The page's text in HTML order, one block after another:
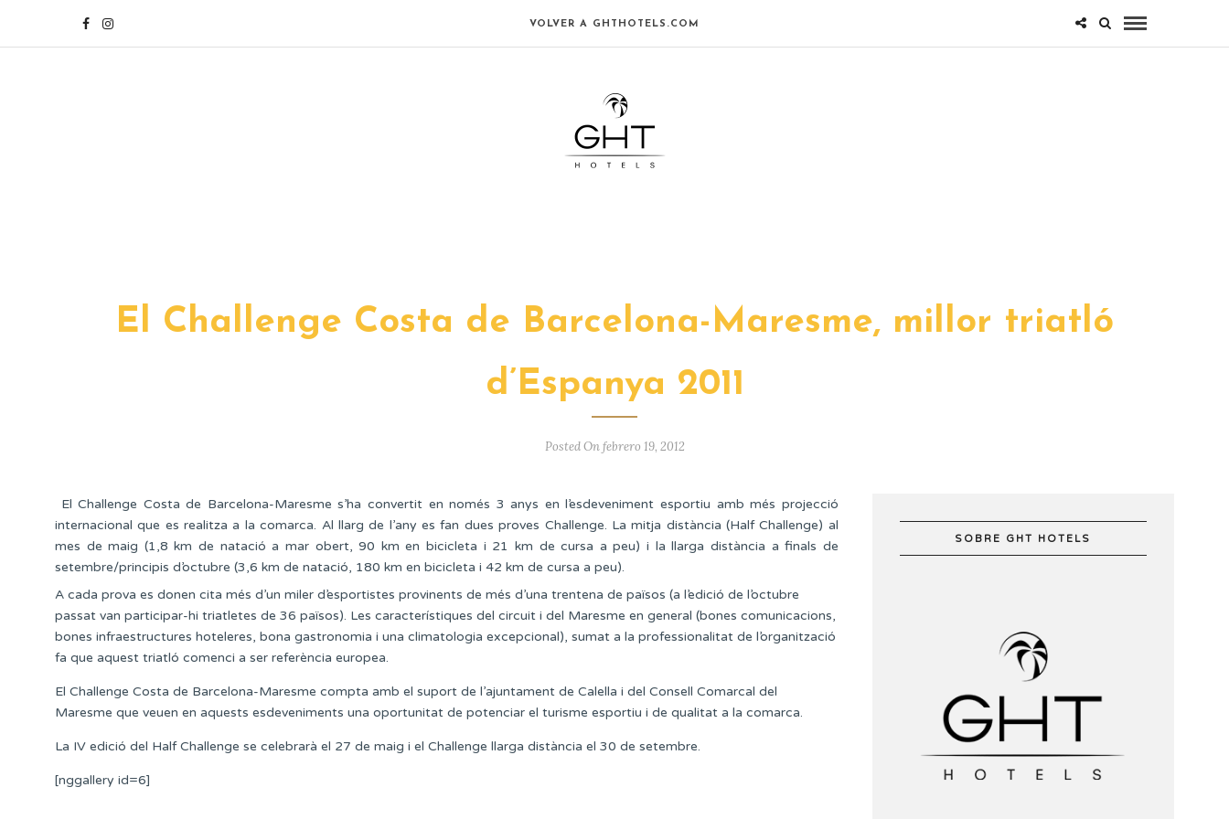
VOLVER A GHTHOTELS.COM
El Challenge Costa de Barcelona-Maresme, millor triatló
d’Espanya 2011
Posted On febrero 19, 2012
El Challenge Costa de Barcelona-Maresme s’ha convertit en només 3 anys en l’esdeveniment esportiu amb més projecció
internacional que es realitza a la comarca. Al llarg de l’any es fan dues proves Challenge. La mitja distància (Half Challenge) al
mes de maig (1,8 km de natació a mar obert, 90 km en bicicleta i 21 km de cursa a peu) i la llarga distància a finals de
setembre/principis d’octubre (3,6 km de natació, 180 km en bicicleta i 42 km de cursa a peu).
A cada prova es donen cita més d’un miler d’esportistes provinents de més d’una trentena de països (a l’edició de l’octubre
passat van participar-hi triatletes de 36 països). Les característiques del circuit i del Maresme en general (bones comunicacions,
bones infraestructures hoteleres, bona gastronomia i una climatologia excepcional), sumat a la professionalitat de l’organització
fa que aquest triatló comenci a ser referència europea.
El Challenge Costa de Barcelona-Maresme compta amb el suport de l’ajuntament de Calella i del Consell Comarcal del
Maresme que veuen en aquests esdeveniments una oportunitat de potenciar el turisme esportiu i de qualitat a la comarca.
La IV edició del Half Challenge se celebrarà el 27 de maig i el Challenge llarga distància el 30 de setembre.
[nggallery id=6]
SOBRE GHT HOTELS